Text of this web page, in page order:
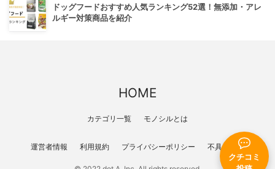
クチコミ
ドッグフードおすすめ人気ランキング52選！無添加・アレ
ルギー対策商品を紹介
HOME
カテゴリ一覧 モノシルとは
運営者情報 利用規約 プライバシーポリシー 不具合報告